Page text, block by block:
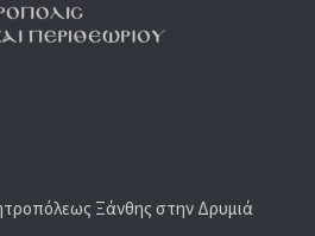
Ξάνθης στην Δρυμιά